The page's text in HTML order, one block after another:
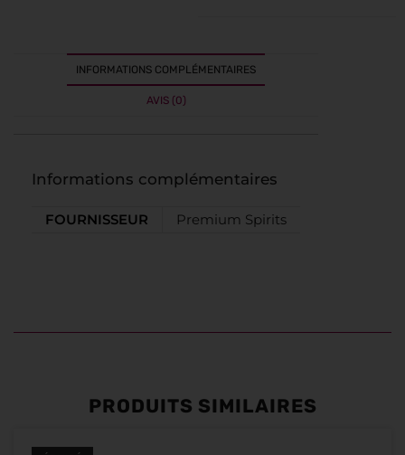
INFORMATIONS COMPLÉMENTAIRES
AVIS (0)
Informations complémentaires
FOURNISSEUR Premium Spirits
PRODUITS SIMILAIRES